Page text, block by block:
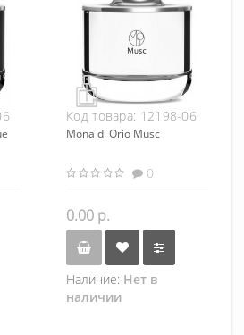
Код товара: 12198-06
Mona di Orio Musc
0
0.00 р.
Наличие: Нет в
наличии